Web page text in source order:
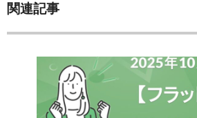
関連記事